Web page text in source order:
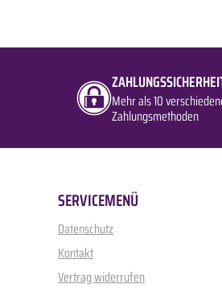
Mehr als 10
Zahlungsmethoden
SERVICEMENÜ
Datenschutz
Kontakt
Vertrag widerrufen